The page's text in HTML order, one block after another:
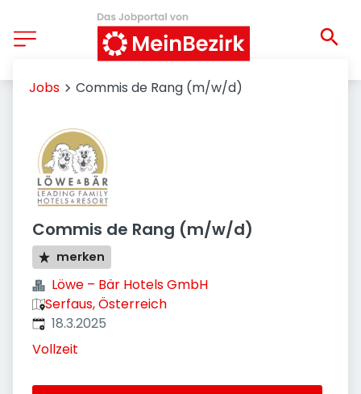
Jobs Commis de Rang (m/w/d)
Commis de Rang (m/w/d)
merken
Löwe – Bär Hotels GmbH
Serfaus, Österreich
Veröffentlicht
18.3.2025
Vollzeit